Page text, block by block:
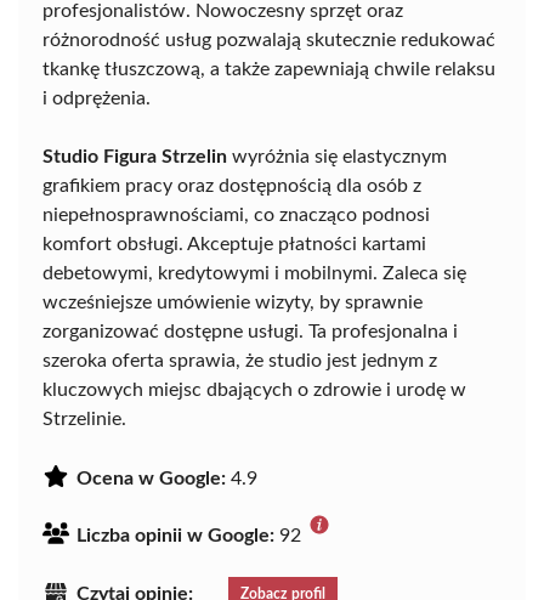
profesjonalistów. Nowoczesny sprzęt oraz
różnorodność usług pozwalają skutecznie redukować
tkankę tłuszczową, a także zapewniają chwile relaksu
i odprężenia.
Studio Figura Strzelin wyróżnia się elastycznym
grafikiem pracy oraz dostępnością dla osób z
niepełnosprawnościami, co znacząco podnosi
komfort obsługi. Akceptuje płatności kartami
debetowymi, kredytowymi i mobilnymi. Zaleca się
wcześniejsze umówienie wizyty, by sprawnie
zorganizować dostępne usługi. Ta profesjonalna i
szeroka oferta sprawia, że studio jest jednym z
kluczowych miejsc dbających o zdrowie i urodę w
Strzelinie.
Ocena w Google: 4.9
Liczba opinii w Google: 92
Czytaj opinie: Zobacz profil